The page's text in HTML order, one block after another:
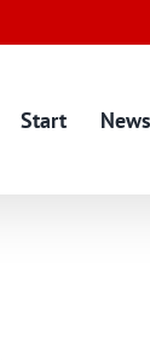
Start News